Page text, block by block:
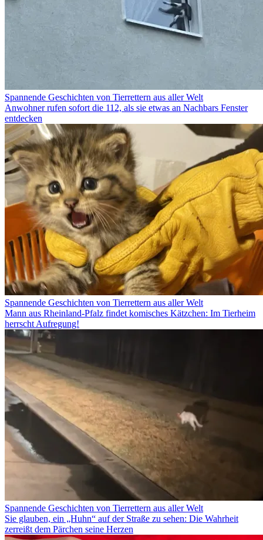
Spannende Geschichten von Tierrettern aus aller Welt
Anwohner rufen sofort die 112, als sie etwas an Nachbars Fenster
entdecken
Spannende Geschichten von Tierrettern aus aller Welt
Mann aus Rheinland-Pfalz findet komisches Kätzchen: Im Tierheim
herrscht Aufregung!
Spannende Geschichten von Tierrettern aus aller Welt
Sie glauben, ein „Huhn“ auf der Straße zu sehen: Die Wahrheit
zerreißt dem Pärchen seine Herzen